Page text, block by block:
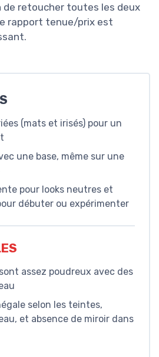
de retoucher toutes les deux
rapport tenue/prix est
(mats et irisés) pour un
une base, même sur une
pour looks neutres et
débuter ou expérimenter
assez poudreux avec des
selon les teintes,
et absence de miroir dans